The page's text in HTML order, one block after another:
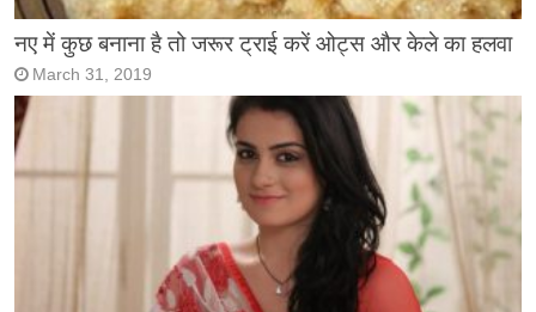
नए में कुछ बनाना है तो जरूर ट्राई करें ओट्स और केले का हलवा
March 31, 2019